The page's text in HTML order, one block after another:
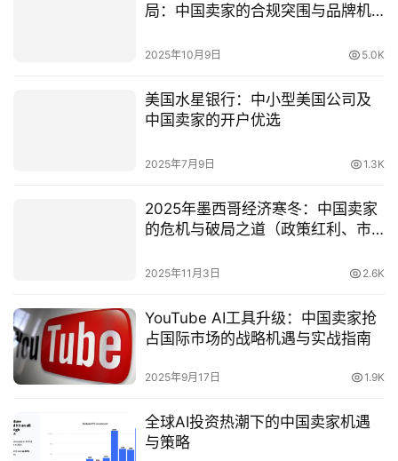
局：中国卖家的合规突围与品牌机
2025年10月9日 5.0K
美国水星银行：中小型美国公司及
中国卖家的开户优选
2025年7月9日 1.3K
2025年墨西哥经济寒冬：中国卖家
的危机与破局之道（政策红利、市
2025年11月3日 2.6K
YouTube AI工具升级：中国卖家抢
占国际市场的战略机遇与实战指南
2025年9月17日 1.9K
全球AI投资热潮下的中国卖家机遇
与策略